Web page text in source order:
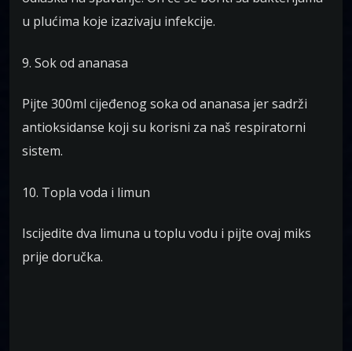
u plućima koje izazivaju infekcije.
9. Sok od ananasa
Pijte 300ml cijeđenog soka od ananasa jer sadrži
antioksidanse koji su korisni za naš respiratorni
sistem.
10. Topla voda i limun
Iscijedite dva limuna u toplu vodu i pijte ovaj miks
prije doručka.